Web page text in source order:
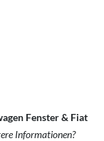
Fenster & Fiat
Informationen?